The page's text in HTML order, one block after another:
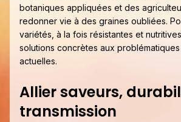
botaniques appliquées et des
redonner vie à des graines oubliées.
variétés, à la fois résistantes et
solutions concrètes aux
actuelles.
Allier saveurs,
transmission